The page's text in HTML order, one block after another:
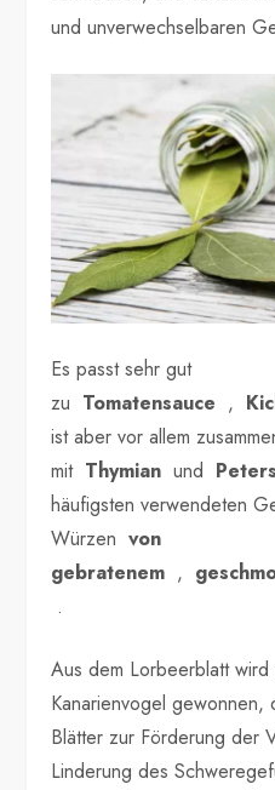
und unverwechselbaren
Es passt sehr gut
zu Tomatensauce ,
ist aber vor allem
mit Thymian und
häufigsten verwendeten
Würzenvon
gebratenem ,
.
Aus dem Lorbeerblatt
Kanarienvogel
Blätter zur Förderung der
Linderung des